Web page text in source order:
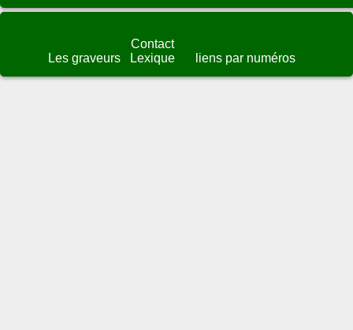
Les graveurs
Contact
Lexique
liens par numéros